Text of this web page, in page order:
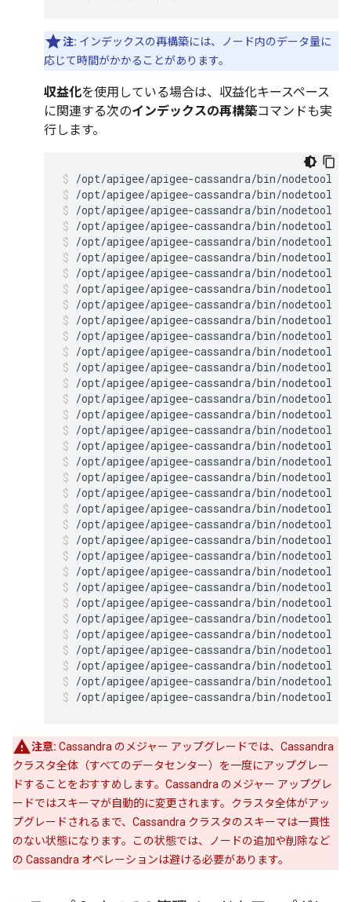
注: インデックスの再構築には、ノード内のデータ量に
応じて時間がかかることがあります。
収益化を使用している場合は、収益化キースペース
に関連する次のインデックスの再構築コマンドも実
行します。
/opt/apigee/apigee-cassandra/bin/
/opt/apigee/apigee-cassandra/bin/
/opt/apigee/apigee-cassandra/bin/nodetool
/opt/apigee/apigee-cassandra/bin/nodetool
/opt/apigee/apigee-cassandra/bin/nodetool
/opt/apigee/apigee-cassandra/bin/nodetool
/opt/apigee/apigee-cassandra/bin/nodetool
/opt/apigee/apigee-cassandra/bin/nodetool
/opt/apigee/apigee-cassandra/bin/nodetool
/opt/apigee/apigee-cassandra/bin/nodetool
/opt/apigee/apigee-cassandra/bin/nodetool
/opt/apigee/apigee-cassandra/bin/nodetool
/opt/apigee/apigee-cassandra/bin/nodetool
/opt/apigee/apigee-cassandra/bin/
/opt/apigee/apigee-cassandra/bin/
/opt/apigee/apigee-cassandra/bin/
/opt/apigee/apigee-cassandra/bin/
/opt/apigee/apigee-cassandra/bin/nodetool
/opt/apigee/apigee-cassandra/bin/
/opt/apigee/apigee-cassandra/bin/nodetool
/opt/apigee/apigee-cassandra/bin/nodetool
/opt/apigee/apigee-cassandra/bin/nodetool
/opt/apigee/apigee-cassandra/bin/nodetool
/opt/apigee/apigee-cassandra/bin/nodetool
/opt/apigee/apigee-cassandra/bin/nodetool
/opt/apigee/apigee-cassandra/bin/nodetool
/opt/apigee/apigee-cassandra/bin/
/opt/apigee/apigee-cassandra/bin/
/opt/apigee/apigee-cassandra/bin/
/opt/apigee/apigee-cassandra/bin/
/opt/apigee/apigee-cassandra/bin/
/opt/apigee/apigee-cassandra/bin/nodetool
/opt/apigee/apigee-cassandra/bin/nodetool
注意: Cassandra のメジャー アップグレードでは、Cassandra
クラスタ全体（すべてのデータセンター）を一度にアップグレー
ドすることをおすすめします。Cassandra のメジャー アップグレ
ードではスキーマが自動的に変更されます。クラスタ全体がアッ
プグレードされるまで、Cassandra クラスタのスキーマは一貫性
のない状態になります。この状態では、ノードの追加や削除など
の Cassandra オペレーションは避ける必要があります。